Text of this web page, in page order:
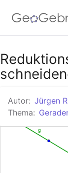
Google
Autor: Jürgen
Thema: